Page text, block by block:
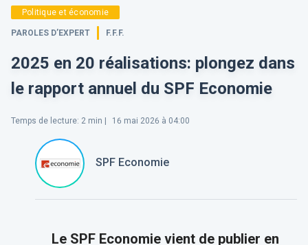
Politique et économie
PAROLES D’EXPERT F.F.F.
2025 en 20 réalisations: plongez dans
le rapport annuel du SPF Economie
Temps de lecture: 2 min | 16 mai 2026 à 04:00
SPF Economie
Le SPF Economie vient de publier en